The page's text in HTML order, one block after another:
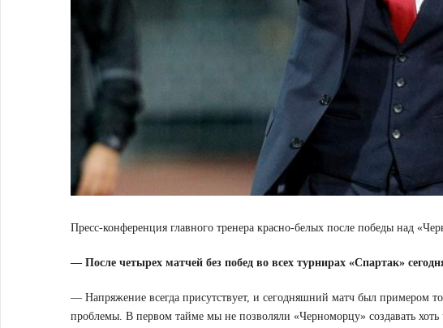
Пресс-конференция главного тренера красно-белых после победы над
— После четырех матчей без побед во всех турнирах «Спартак»
— Напряжение всегда присутствует, и сегодняшний матч был примером
проблемы. В первом тайме мы не позволяли «Черноморцу» создавать хоть